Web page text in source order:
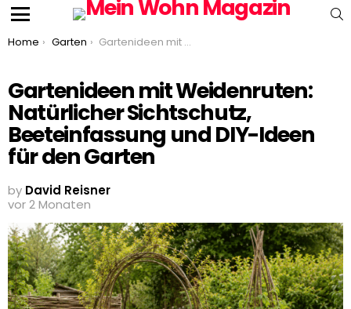
You are here:
Home Garten Gartenideen mit Weidenruten: Natürlicher Sichtschutz, Beeteinfassung und DIY-Ideen für den Garten
Gartenideen mit Weidenruten:
Natürlicher Sichtschutz,
Beeteinfassung und DIY-Ideen
für den Garten
by David Reisner
vor 2 Monaten